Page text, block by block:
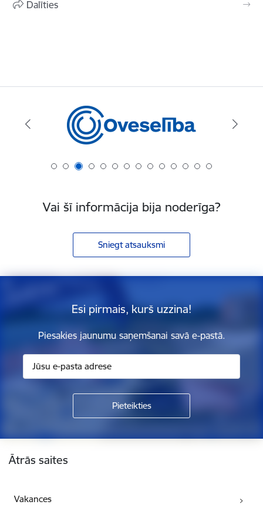
Dalīties
Vai šī informācija bija noderīga?
Sniegt atsauksmi
Esi pirmais, kurš uzzina!
Piesakies jaunumu saņemšanai savā e-pastā.
Ātrās saites
Vakances